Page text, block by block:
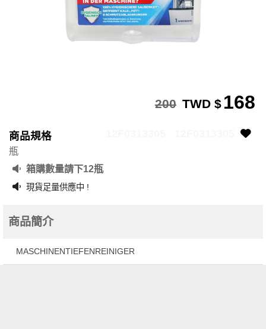
168
TWD $
200
商品規格
瓶
箱購數量請下12瓶
現貨足量供應中 !
商品簡介
MASCHINENTIEFENREINIGER